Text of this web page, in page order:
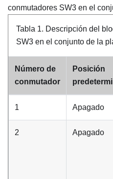
conmutadores SW3 en el
Tabla 1. Descripción del
SW3 en el conjunto de la
Número de
conmutador
Posición
1 Apagado
2 Apagado